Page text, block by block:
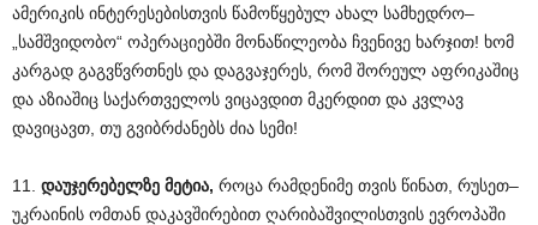
ამერიკის ინტერესებისთვის წამოწყებულ ახალ სამხედრო–
„სამშვიდობო“ ოპერაციებში მონაწილეობა ჩვენივე ხარჯით! ხომ
კარგად გაგვწვრთნეს და დაგვაჯერეს, რომ შორეულ აფრიკაშიც
და აზიაშიც საქართველოს ვიცავდით მკერდით და კვლავ
დავიცავთ, თუ გვიბრძანებს ძია სემი!
11. დაუჯერებელზე მეტია, როცა რამდენიმე თვის წინათ, რუსეთ–
უკრაინის ომთან დაკავშირებით ღარიბაშვილისთვის ევროპაში